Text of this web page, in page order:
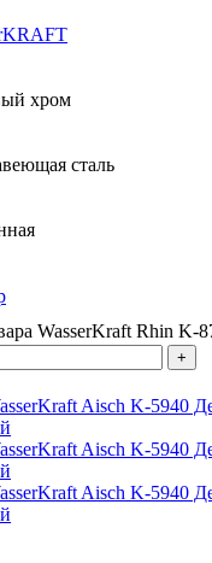
хром
сталь
WasserKraft Rhin K-